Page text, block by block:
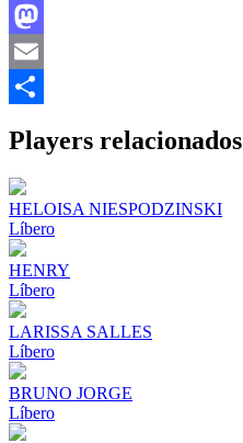
Facebook
Mastodon
Email
Players relacionados
HELOISA NIESPODZINSKI
Líbero
HENRY
Líbero
LARISSA SALLES
Líbero
BRUNO JORGE
Líbero